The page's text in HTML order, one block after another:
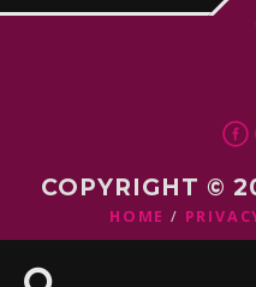
COPYRIGHT ©
HOME